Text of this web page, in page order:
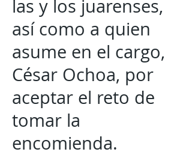
las y los juarenses,
así como a quien
asume en el cargo,
César Ochoa, por
aceptar el reto de
tomar la
encomienda.